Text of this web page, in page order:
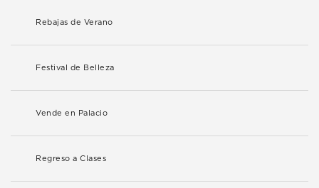
Rebajas de Verano
Festival de Belleza
Vende en Palacio
Regreso a Clases